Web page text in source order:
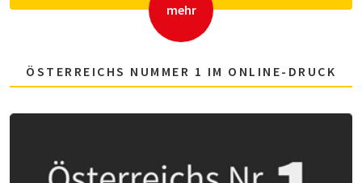
mehr
ÖSTERREICHS NUMMER 1 IM ONLINE-DRUCK